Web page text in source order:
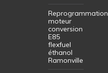
Reprogrammation
moteur
conversion
E85
flexfuel
éthanol
Ramonville